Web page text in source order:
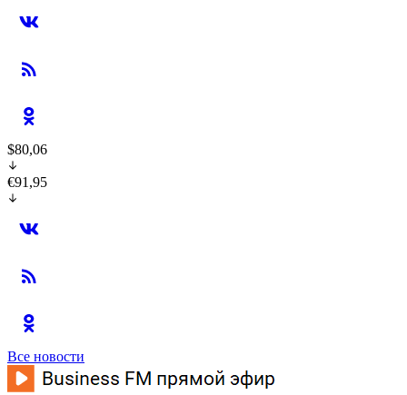
$80,06
€91,95
Все новости